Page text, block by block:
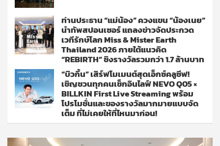
ท่านประธาน “แม่น้อง” ควงแขน “น้องเนย”
นำทัพสปอนเซอร์ แถลงข่าวจัดประกวด
เวทีรักษ์โลก Miss & Mister Earth
Thailand 2026 ภายใต้แนวคิด
“REBIRTH” ชิงรางวัลรวมกว่า 1.7 ล้านบาท
“บิวกิ้น” เสิร์ฟโมเมนต์สุดเอ็กซ์คลูซีฟ!
เชิญชวนทุกคนเช็กอินไลฟ์ NEVO Q05 ×
BILLKIN First Live Streaming พร้อม
โปรโมชั่นและของรางวัลมากมายแบบจัด
เต็ม ที่ไม่เคยให้ที่ไหนมาก่อน!